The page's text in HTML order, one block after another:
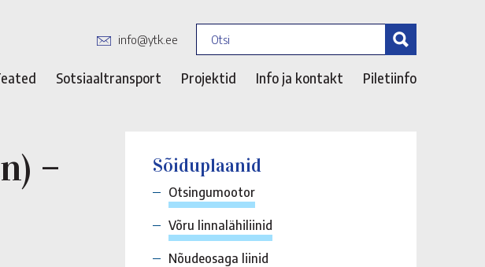
info@ytk.ee
Sotsiaaltransport Projektid Info ja kontakt Piletiinfo
–
Sõiduplaanid
Otsingumootor
Võru linnalähiliinid
Nõudeosaga liinid